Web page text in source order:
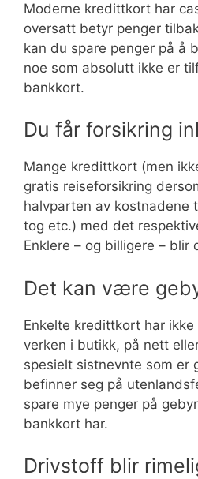
Moderne kredittkort har
oversatt betyr penger
kan du spare penger på å
noe som absolutt ikke er
bankkort.
Du får forsikring
Mange kredittkort (men
gratis reiseforsikring
halvparten av kostnadene
tog etc.) med det
Enklere – og billigere – blir
Det kan være
Enkelte kredittkort har
verken i butikk, på nett
spesielt sistnevnte som er
befinner seg på
spare mye penger på
bankkort har.
Drivstoff blir